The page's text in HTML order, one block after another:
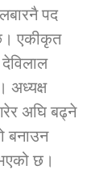
सुचना
पद
एकीकृत
देविलाल
अध्यक्ष
अघि बढ्ने
बनाउन
छ।